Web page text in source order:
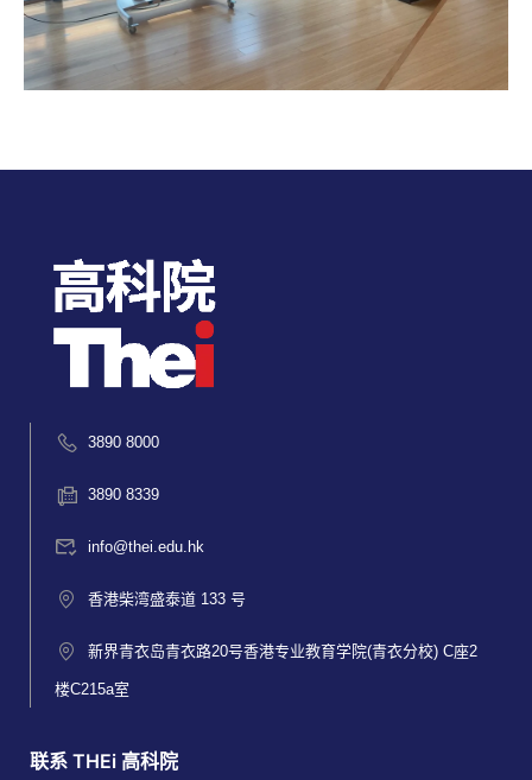
3890 8000
3890 8339
info@thei.edu.hk
香港柴湾盛泰道 133 号
新界青衣岛青衣路20号香港专业教育学院(青衣分校) C座2
楼C215a室
联系 THEi 高科院